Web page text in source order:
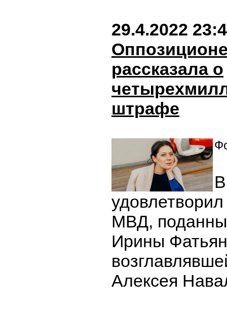
29.4.2022
рассказала о
штрафе
МВД,
Ирины
Алексея